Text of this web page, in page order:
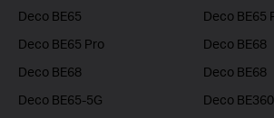
Deco BE65
Deco BE65
Deco BE65 Pro
Deco BE68
Deco BE68
Deco BE68
Deco BE65-5G
Deco